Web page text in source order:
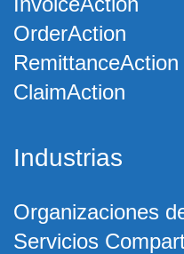
OrderAction
RemittanceAction
ClaimAction
Industrias
Organizaciones
Servicios